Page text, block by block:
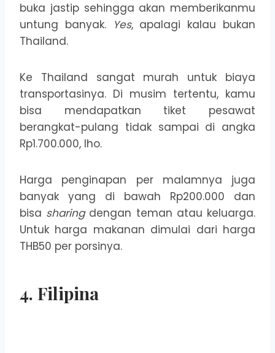
buka jastip sehingga akan memberikanmu
untung banyak. Yes, apalagi kalau bukan
Thailand.
Ke Thailand sangat murah untuk biaya
transportasinya. Di musim tertentu, kamu
bisa mendapatkan tiket pesawat
berangkat-pulang tidak sampai di angka
Rp1.700.000, lho.
Harga penginapan per malamnya juga
banyak yang di bawah Rp200.000 dan
bisa sharingdengan teman atau keluarga.
Untuk harga makanan dimulai dari harga
THB50 per porsinya.
4. Filipina